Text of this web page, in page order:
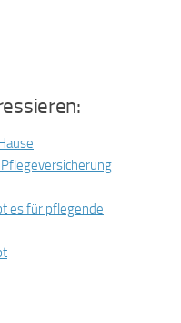
es für pflegende